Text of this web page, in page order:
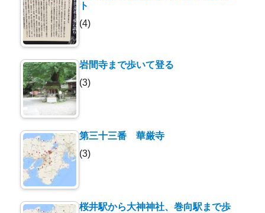
ト
(4)
岩間寺まで歩いて登る
(3)
第三十三番 華厳寺
(3)
桜井駅から大神神社、巻向駅まで歩